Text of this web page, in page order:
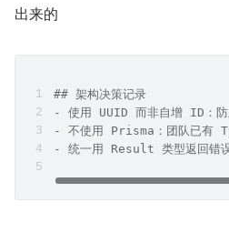
出来的
## 架构决策记录
- 使用 UUID 而非自增 ID：防
- 不使用 Prisma：团队已有
- 统一用 Result 类型返回错误